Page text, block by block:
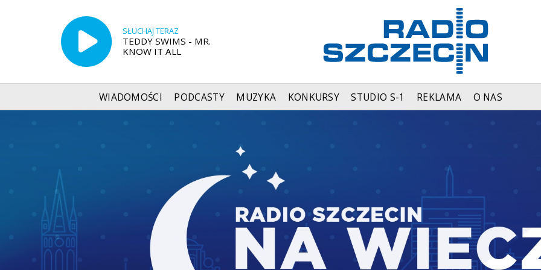
SŁUCHAJ TERAZ
TEDDY SWIMS - MR.
KNOW IT ALL
WIADOMOŚCI PODCASTY MUZYKA KONKURSY STUDIO S-1 REKLAMA O NAS